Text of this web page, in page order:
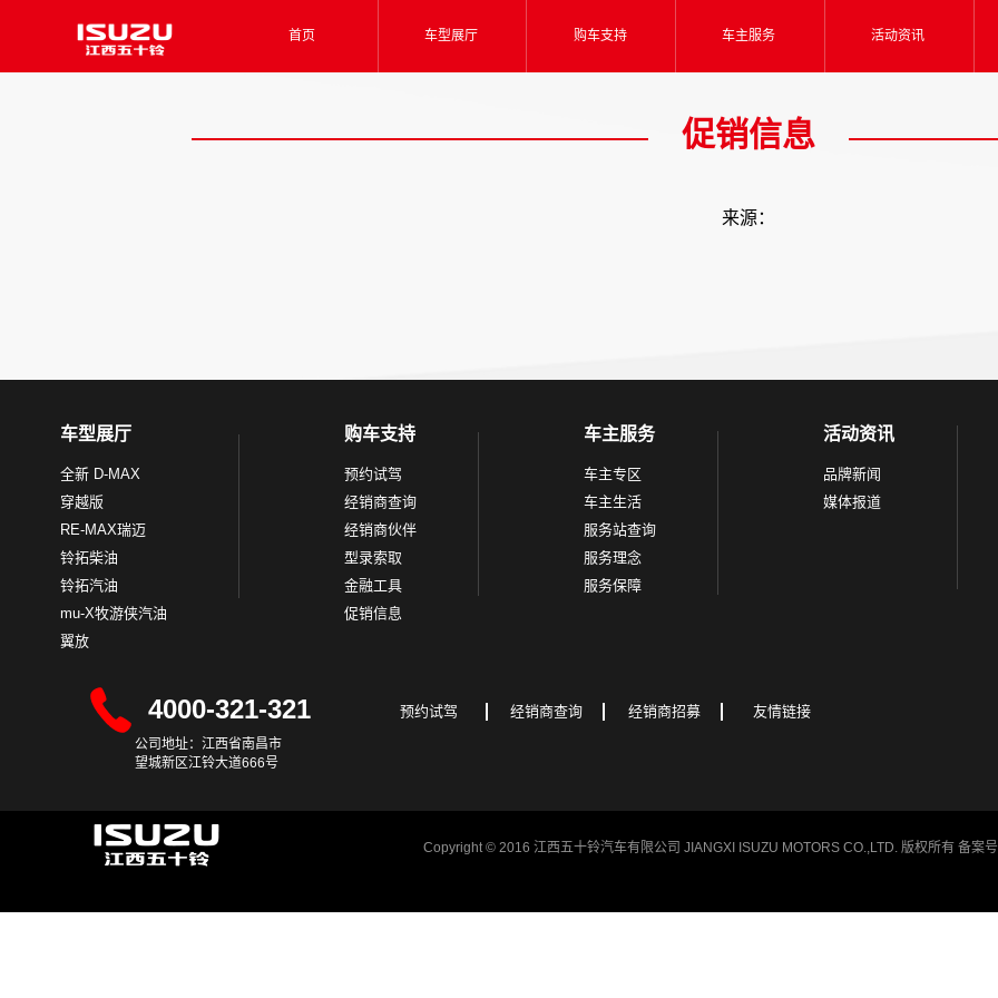
首页 车型展厅 购车支持 车主服务 活动资讯
促销信息
来源：
车型展厅
全新 D-MAX
穿越版
RE-MAX瑞迈
铃拓柴油
铃拓汽油
mu-X牧游侠汽油
翼放
购车支持
预约试驾
经销商查询
经销商伙伴
型录索取
金融工具
促销信息
车主服务
车主专区
车主生活
服务站查询
服务理念
服务保障
活动资讯
品牌新闻
媒体报道
4000-321-321
公司地址：江西省南昌市
望城新区江铃大道666号
预约试驾 经销商查询 经销商招募 友情链接
Copyright © 2016 江西五十铃汽车有限公司 JIANGXI ISUZU MOTORS CO.,LTD. 版权所有 备案